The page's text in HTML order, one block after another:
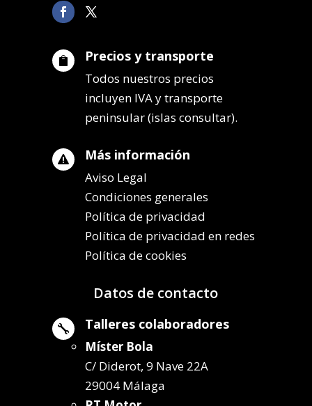
 Precios y transporte
Todos nuestros precios
incluyen IVA y transporte
peninsular (islas consultar).
 Más información
Aviso Legal
Condiciones generales
Política de privacidad
Política de privacidad en redes
Política de cookies
Datos de contacto
 Talleres colaboradores
Míster Bola
C/ Diderot, 9 Nave 22A
29004 Málaga